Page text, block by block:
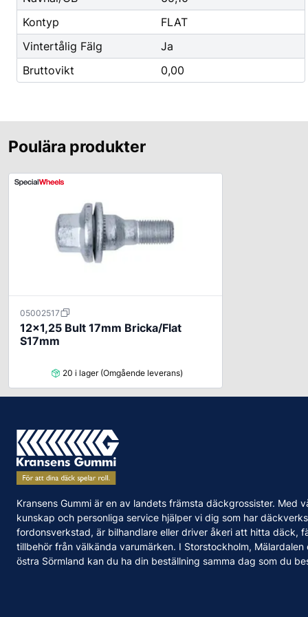
Kontyp
FLAT
Vintertålig Fälg
Ja
Bruttovikt
0,00
Poulära produkter
05002517
12x1,25 Bult 17mm Bricka/Flat
S17mm
20 i lager (Omgående leverans)
Kransens Gummi är en av landets främsta däckgrossister. Med
kunskap och personliga service hjälper vi dig som har
fordonsverkstad, är bilhandlare eller driver åkeri att hitta däck,
tillbehör från välkända varumärken. I Storstockholm, Mälardalen
östra Sörmland kan du ha din beställning samma dag som du